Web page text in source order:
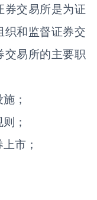
券交易所是为证
织和监督证券交
交易所的主要职
；
；
市；